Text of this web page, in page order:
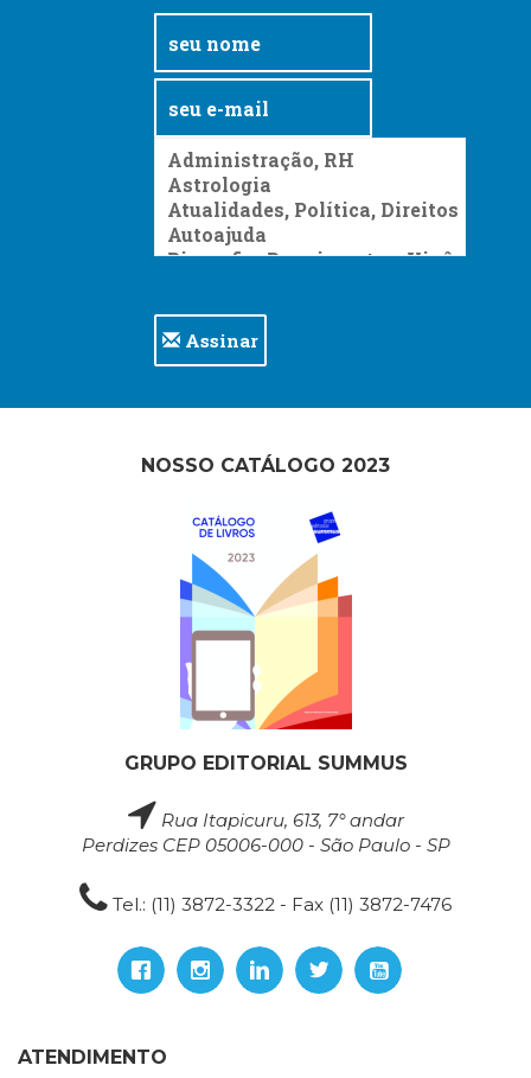
Assinar
NOSSO CATÁLOGO 2023
GRUPO EDITORIAL SUMMUS
Rua Itapicuru, 613, 7° andar
Perdizes CEP 05006-000 - São Paulo - SP
Tel.: (11) 3872-3322 - Fax (11) 3872-7476
ATENDIMENTO